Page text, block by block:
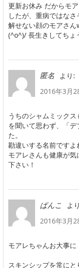
更新お休み だからモ
したが、重病ではなさ
解せない顔のモアさん
(^o^)/ 長生きしてちょ
匿名
より:
2016年3月
うちのシャムミック
を聞いて思わず、「
た。
勘違いする名前です
モアレさんも健康が
下さい！
ぱんこ
よ
2016年3月
モアレちゃんお大事に
スキンシップを常にと